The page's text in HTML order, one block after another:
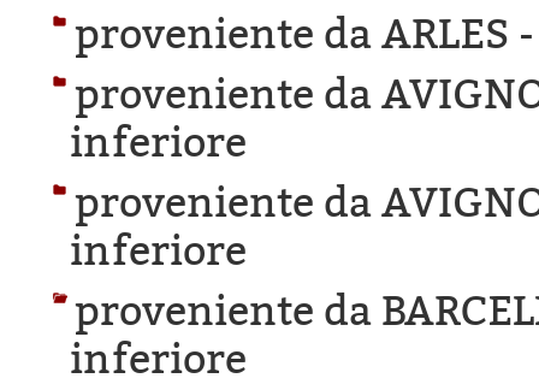
proveniente da ARLES
proveniente da
inferiore
proveniente da
inferiore
proveniente da
inferiore